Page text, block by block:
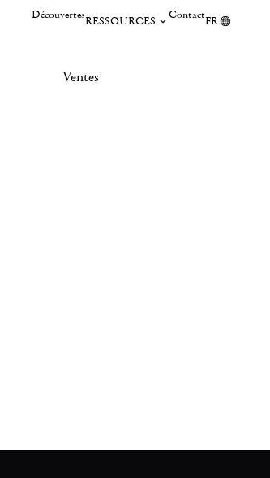
DécouvertesRESSOURCES ContactFR
Ventes